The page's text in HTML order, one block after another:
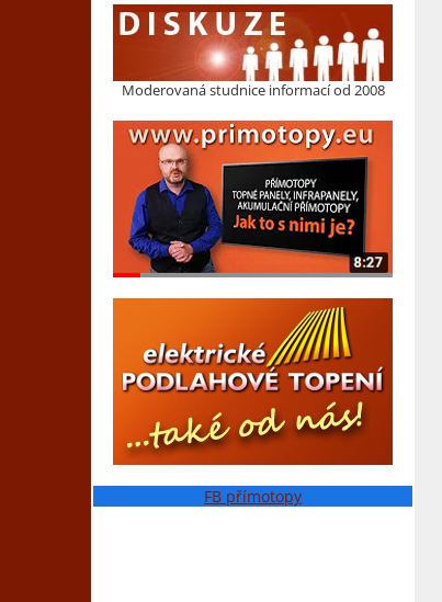
Moderovaná studnice informací od 2008
FB přímotopy